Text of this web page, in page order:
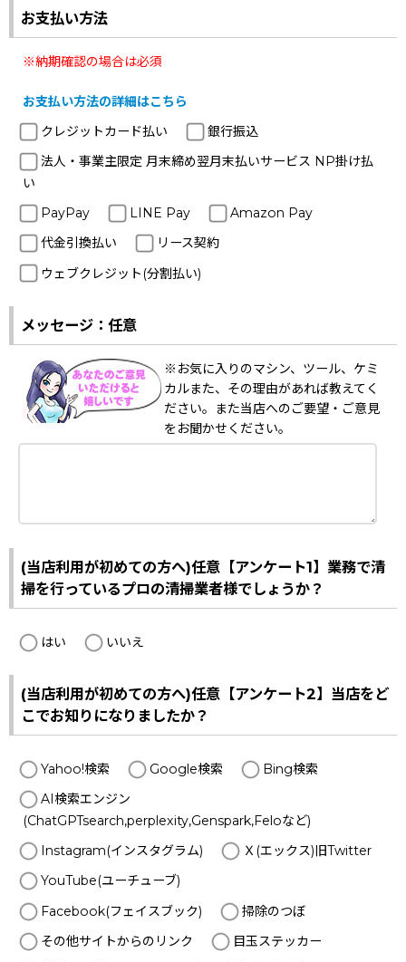
お支払い方法
※納期確認の場合は必須
お支払い方法の詳細はこちら
クレジットカード払い
銀行振込
法人・事業主限定 月末締め翌月末払いサービス NP掛け払
い
PayPay
LINE Pay
Amazon Pay
代金引換払い
リース契約
ウェブクレジット(分割払い)
メッセージ：任意
※お気に入りのマシン、ツール、ケミ
カルまた、その理由があれば教えてく
ださい。また当店へのご要望・ご意見
をお聞かせください。
(当店利用が初めての方へ)任意【アンケート1】業務で清
掃を行っているプロの清掃業者様でしょうか？
はい いいえ
(当店利用が初めての方へ)任意【アンケート2】当店をど
こでお知りになりましたか？
Yahoo!検索 Google検索
Bing検索
AI検索エンジン
(ChatGPTsearch,perplexity,Genspark,Feloなど)
Instagram(インスタグラム)
Ｘ(エックス)旧Twitter
YouTube(ユーチューブ)
Facebook(フェイスブック)
掃除のつぼ
その他サイトからのリンク
目玉ステッカー